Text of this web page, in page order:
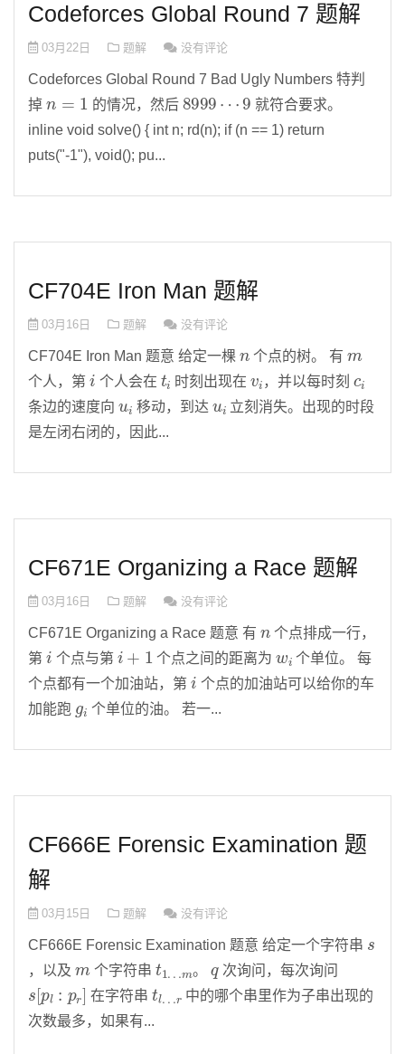
Codeforces Global Round 7 题解
03月22日 题解 没有评论
Codeforces Global Round 7 Bad Ugly Numbers 特判
掉
的情况，然后
8999 9
就符合要求。
inline void solve() { int n; rd(n); if (n == 1) return
puts("-1"), void(); pu...
CF704E Iron Man 题解
03月16日 题解 没有评论
CF704E Iron Man 题意 给定一棵 个点的树。 有
个人，第
i
个人会在
ti
时刻出现在 ，并以每时刻
条边的速度向 移动，到达
立刻消失。出现的时段
是左闭右闭的，因此...
CF671E Organizing a Race 题解
03月16日 题解 没有评论
CF671E Organizing a Race 题意 有
个点排成一行，
第
i
个点与第
i+
个点之间的距离为
个单位。 每
个点都有一个加油站，第
i
个点的加油站可以给你的车
加能跑
个单位的油。 若一...
CF666E Forensic Examination 题
解
03月15日 题解 没有评论
CF666E Forensic Examination 题意 给定一个字符串
，以及 个字符串
t1
m
。 次询问，每次询问
[
在字符串
tlr
中的哪个串里作为子串出现的
次数最多，如果有...